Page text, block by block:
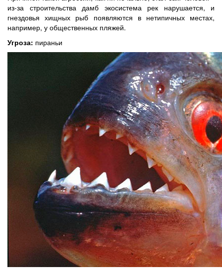
из-за строительства дамб экосистема рек нарушается, и
гнездовья хищных рыб появляются в нетипичных местах,
например, у общественных пляжей.
Угроза: пираньи